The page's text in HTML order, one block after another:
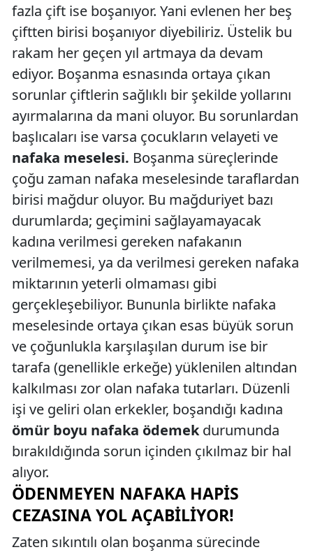
fazla çift ise boşanıyor. Yani evlenen her beş
çiftten birisi boşanıyor diyebiliriz. Üstelik bu
rakam her geçen yıl artmaya da devam
ediyor. Boşanma esnasında ortaya çıkan
sorunlar çiftlerin sağlıklı bir şekilde yollarını
ayırmalarına da mani oluyor. Bu sorunlardan
başlıcaları ise varsa çocukların velayeti ve
nafaka meselesi. Boşanma süreçlerinde
çoğu zaman nafaka meselesinde taraflardan
birisi mağdur oluyor. Bu mağduriyet bazı
durumlarda; geçimini sağlayamayacak
kadına verilmesi gereken nafakanın
verilmemesi, ya da verilmesi gereken nafaka
miktarının yeterli olmaması gibi
gerçekleşebiliyor. Bununla birlikte nafaka
meselesinde ortaya çıkan esas büyük sorun
ve çoğunlukla karşılaşılan durum ise bir
tarafa (genellikle erkeğe) yüklenilen altından
kalkılması zor olan nafaka tutarları. Düzenli
işi ve geliri olan erkekler, boşandığı kadına
ömür boyu nafaka ödemekdurumunda
bırakıldığında sorun içinden çıkılmaz bir hal
alıyor.
ÖDENMEYEN NAFAKA HAPIS
CEZASINA YOL AÇABILIYOR!
Zaten sıkıntılı olan boşanma sürecinde